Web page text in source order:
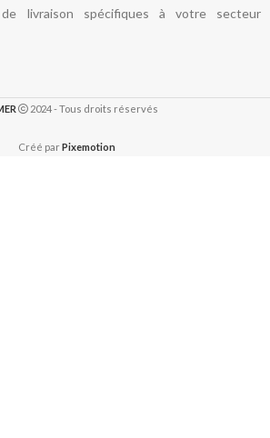
livraison spécifiques à votre secteur
2024 - Tous droits réservés
Créé parPixemotion